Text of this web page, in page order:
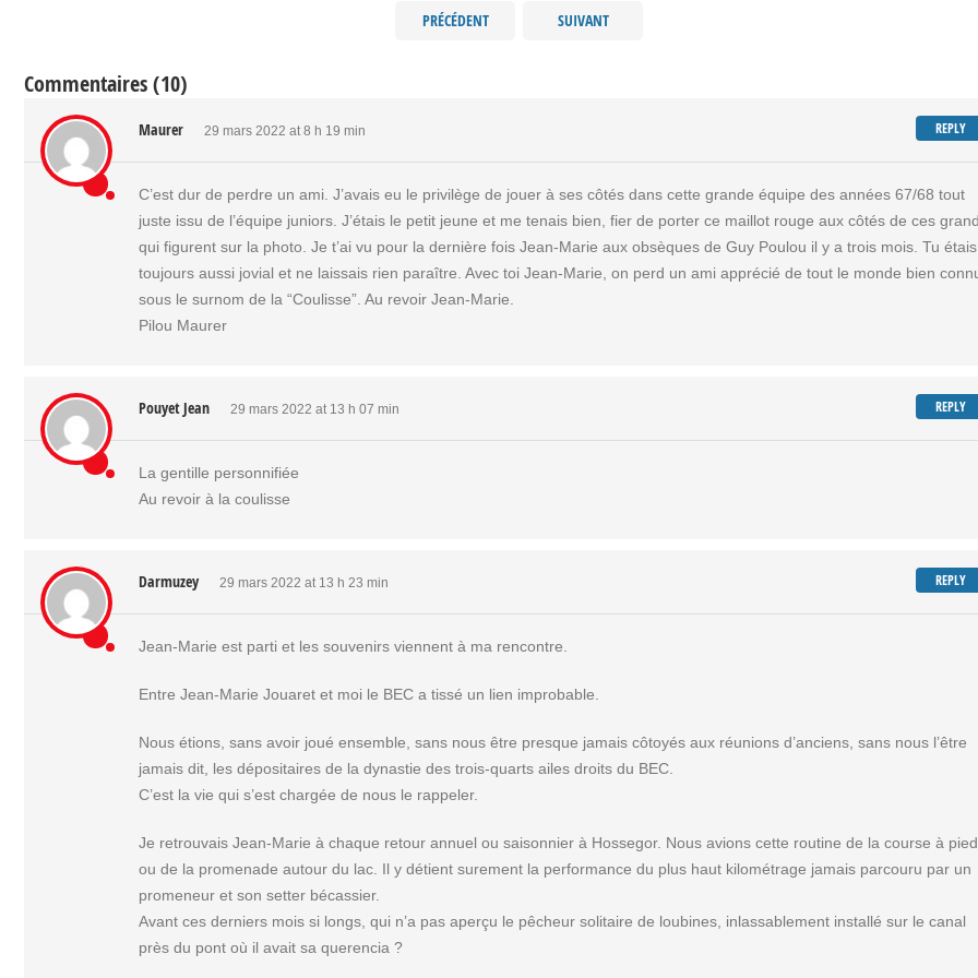
PRÉCÉDENT SUIVANT
Commentaires (10)
Maurer 29 mars 2022 at 8 h 19 min REPLY
C’est dur de perdre un ami. J’avais eu le privilège de jouer à ses côtés dans cette grande équipe des années 67/68 tout
juste issu de l’équipe juniors. J’étais le petit jeune et me tenais bien, fier de porter ce maillot rouge aux côtés de ces
qui figurent sur la photo. Je t’ai vu pour la dernière fois Jean-Marie aux obsèques de Guy Poulou il y a trois mois. Tu étais
toujours aussi jovial et ne laissais rien paraître. Avec toi Jean-Marie, on perd un ami apprécié de tout le monde bien
sous le surnom de la “Coulisse”. Au revoir Jean-Marie.
Pilou Maurer
Pouyet Jean 29 mars 2022 at 13 h 07 min REPLY
La gentille personnifiée
Au revoir à la coulisse
Darmuzey 29 mars 2022 at 13 h 23 min REPLY
Jean-Marie est parti et les souvenirs viennent à ma rencontre.
Entre Jean-Marie Jouaret et moi le BEC a tissé un lien improbable.
Nous étions, sans avoir joué ensemble, sans nous être presque jamais côtoyés aux réunions d’anciens, sans nous l’être
jamais dit, les dépositaires de la dynastie des trois-quarts ailes droits du BEC.
C’est la vie qui s’est chargée de nous le rappeler.
Je retrouvais Jean-Marie à chaque retour annuel ou saisonnier à Hossegor. Nous avions cette routine de la course à pied
ou de la promenade autour du lac. Il y détient surement la performance du plus haut kilométrage jamais parcouru par un
promeneur et son setter bécassier.
Avant ces derniers mois si longs, qui n’a pas aperçu le pêcheur solitaire de loubines, inlassablement installé sur le canal
près du pont où il avait sa querencia ?